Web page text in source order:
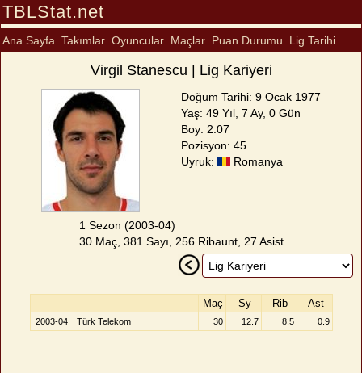
TBLStat.net
Ana Sayfa Takımlar Oyuncular Maçlar Puan Durumu Lig Tarihi
Virgil Stanescu | Lig Kariyeri
Doğum Tarihi: 9 Ocak 1977
Yaş: 49 Yıl, 7 Ay, 0 Gün
Boy: 2.07
Pozisyon: 45
Uyruk:
Romanya
1 Sezon (2003-04)
30 Maç, 381 Sayı, 256 Ribaunt, 27 Asist
Maç Sy Rib Ast
2003-04 Türk Telekom 30 12.7 8.5 0.9